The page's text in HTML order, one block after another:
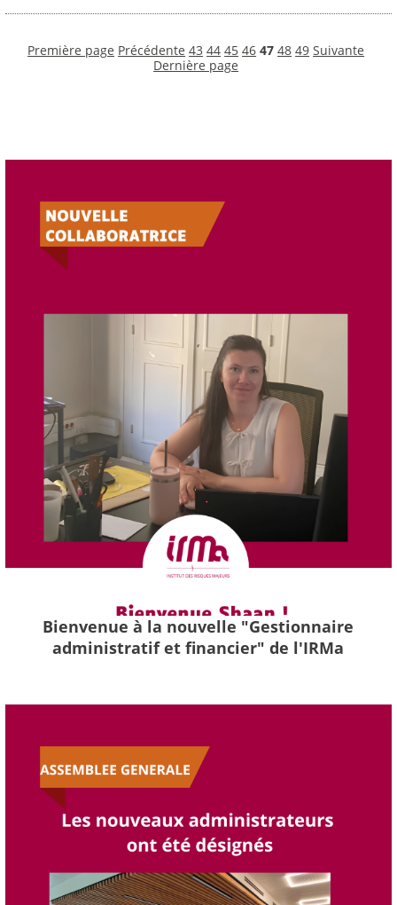
Première page Précédente 43 44 45 46 47 48 49 Suivante
Dernière page
Bienvenue à la nouvelle "Gestionnaire
administratif et financier" de l'IRMa